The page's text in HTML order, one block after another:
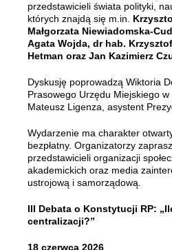
przedstawicieli świata polityki,
których znajdą się m.in.
Małgorzata Niewiadomska-
Agata Wojda, dr hab.
Hetman oraz Jan Kazimierz
Dyskusję poprowadzą Wiktoria
Prasowego Urzędu Miejskiego
Mateusz Ligenza, asystent
Wydarzenie ma charakter
bezpłatny. Organizatorzy
przedstawicieli organizacji
akademickich oraz media
ustrojową i samorządową.
III Debata o Konstytucji RP:
centralizacji?”
18 czerwca 2026